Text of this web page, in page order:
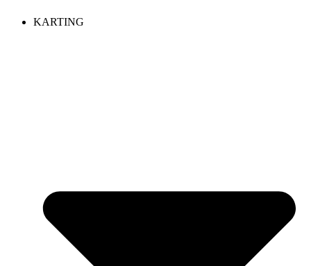
KARTING